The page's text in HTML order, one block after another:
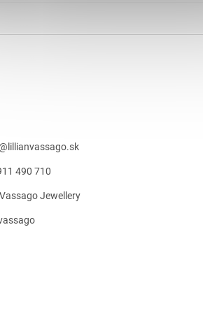
lillianvassago.sk
490 710
Jewellery